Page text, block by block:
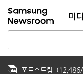
포토스트림 (12,486/